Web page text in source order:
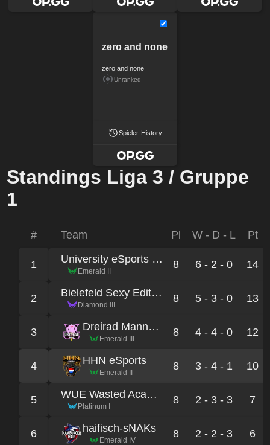
zero and none
zero and none
Unranked
Spieler-History
Standings Liga 3 / Gruppe
1
# Team Pl W - D - L Pt
1 University eSports Marburg
Emerald II
8 6 - 2 - 0 14
2 Bielefeld Sexy Edition
Diamond III
8 5 - 3 - 0 13
3 Dreirad Mannheim
Emerald III
8 4 - 4 - 0 12
4 HHN eSports
Emerald II
8 3 - 4 - 1 10
5 WUE Wasted Academic Potential
Platinum I
8 2 - 3 - 3 7
6 haifisch-sNAKs
Emerald IV
8 2 - 2 - 3 6